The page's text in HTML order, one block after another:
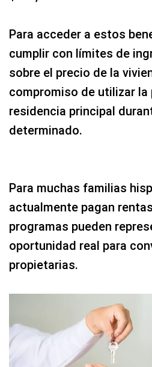
Para acceder a estos
cumplir con límites de
sobre el precio de la
compromiso de utilizar la
residencia principal
determinado.
Para muchas familias
actualmente pagan
programas pueden
oportunidad real para
propietarias.